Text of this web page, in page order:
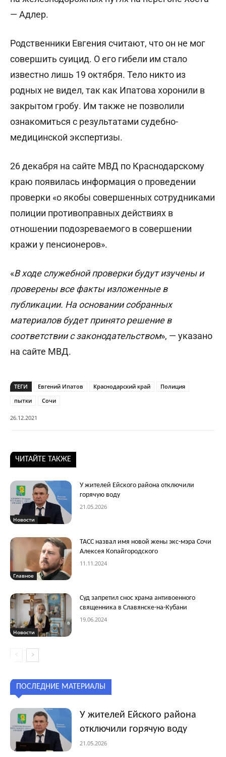
— Адлер.
Родственники Евгения считают, что он не мог
совершить суицид. О его гибели им стало
известно лишь 19 октября. Тело никто из
родных не видел, так как Ипатова хоронили в
закрытом гробу. Им также не позволили
ознакомиться с результатами судебно-
медицинской экспертизы.
26 декабря на сайте МВД по Краснодарскому
краю появилась информация о проведении
проверки «о якобы совершенных сотрудниками
полиции противоправных действиях в
отношении подозреваемого в совершении
кражи у пенсионеров».
«В ходе служебной проверки будут изучены и
проверены все факты изложенные в
публикации. На основании собранных
материалов будет принято решение в
соответствии с законодательством», — указано
на сайте МВД.
ТЕГИ Евгений Ипатов Краснодарский край
Полиция
пытки
Сочи
26.12.2021
ЧИТАЙТЕ ТАКЖЕ
Новости
У жителей Ейского района отключили
горячую воду
21.05.2026
Главное
ТАСС назвал имя новой жены экс-мэра Сочи
Алексея Копайгородского
11.11.2024
Новости
Суд запретил снос храма антивоенного
священника в Славянске-на-Кубани
19.06.2024
ПОСЛЕДНИЕ МАТЕРИАЛЫ
У жителей Ейского района
отключили горячую воду
21.05.2026